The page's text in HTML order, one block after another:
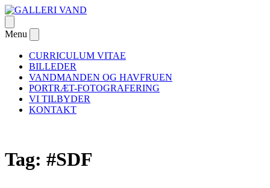
Skip
to
content
GALLERI VAND
– om passion og Danmarks første galleri dedikeret til
undervandsfotografiet
menu
Menu
menu
CURRICULUM VITAE
BILLEDER
VANDMANDEN OG HAVFRUEN
PORTRÆT-FOTOGRAFERING
VI TILBYDER
KONTAKT
Tag: #SDF